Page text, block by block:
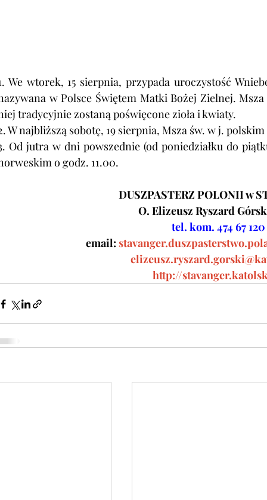
We wtorek, 15 sierpnia, przypada uroczystość
w Polsce Świętem Matki Bożej Zielnej.
tradycyjnie zostaną poświęcone zioła i kwiaty.
W najbliższą sobotę, 19 sierpnia, Msza św. w j.
Od jutra w dni powszednie (od poniedziałku do
o godz. 11.00.
DUSZPASTERZ POLONII w
O. Elizeusz Ryszard
tel. kom. 474 67 120
email:
http://